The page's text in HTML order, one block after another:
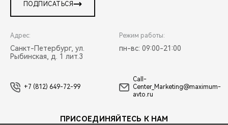
ПОДПИСАТЬСЯ
Адрес:
Санкт-Петербург, ул.
Рыбинская, д. 1 лит.3
Режим работы:
пн-вс: 09:00-21:00
+7 (812) 649-72-99
Call-
Center_Marketing@maximum-
avto.ru
ПРИСОЕДИНЯЙТЕСЬ К НАМ